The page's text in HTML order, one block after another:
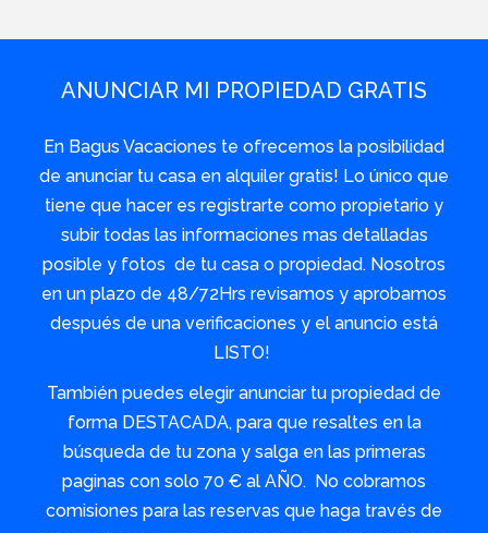
ANUNCIAR MI PROPIEDAD GRATIS
En Bagus Vacaciones te ofrecemos la posibilidad
de anunciar tu casa en alquiler gratis! Lo único que
tiene que hacer es registrarte como propietario y
subir todas las informaciones mas detalladas
posible y fotos de tu casa o propiedad. Nosotros
en un plazo de 48/72Hrs revisamos y aprobamos
después de una verificaciones y el anuncio está
LISTO!
También puedes elegir anunciar tu propiedad de
forma DESTACADA, para que resaltes en la
búsqueda de tu zona y salga en las primeras
paginas con solo 70 € al AÑO. No cobramos
comisiones para las reservas que haga través de